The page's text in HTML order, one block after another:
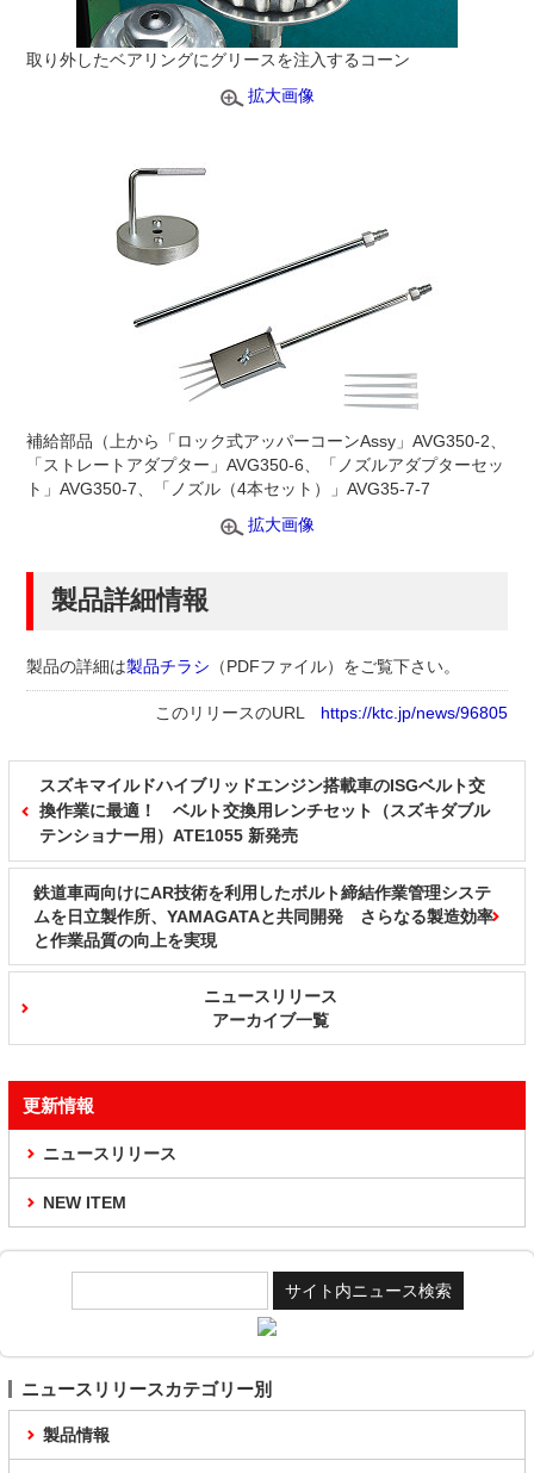
取り外したベアリングにグリースを注入するコーン
拡大画像
補給部品（上から「ロック式アッパーコーンAssy」AVG350-2、
「ストレートアダプター」AVG350-6、「ノズルアダプターセッ
ト」AVG350-7、「ノズル（4本セット）」AVG35-7-7
拡大画像
製品詳細情報
製品の詳細は製品チラシ （PDFファイル） をご覧下さい。
このリリースのURL https://ktc.jp/news/96805
スズキマイルドハイブリッドエンジン搭載車のISGベルト交
換作業に最適！ ベルト交換用レンチセット（スズキダブル
テンショナー用）ATE1055 新発売
ニュースリリース
アーカイブ一覧
鉄道車両向けにAR技術を利用したボルト締結作業管理システ
ムを日立製作所、YAMAGATAと共同開発 さらなる製造効率
と作業品質の向上を実現
更新情報
ニュースリリース
NEW ITEM
ニュースリリースカテゴリー別
製品情報